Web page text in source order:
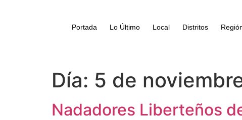
Portada Lo Último Local Distritos
Día: 5 de
Nadadores Liberteños